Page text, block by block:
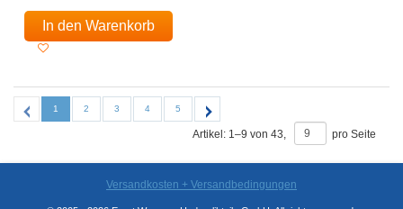
In den Warenkorb
1 2 3 4 5
Artikel: 1–9 von 43, pro Seite
Versandkosten + Versandbedingungen